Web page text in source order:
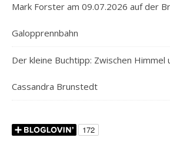
Mark Forster am 09.07.2026 auf der
Galopprennbahn
Der kleine Buchtipp: Zwischen Himmel
Cassandra Brunstedt